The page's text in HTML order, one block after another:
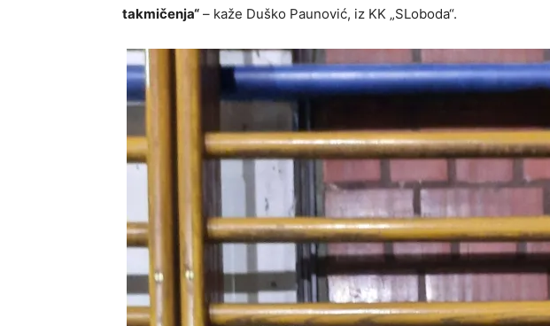
takmičenja“ – kaže Duško Paunović, iz KK „SLoboda“.